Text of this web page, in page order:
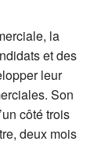
la
et des
leur
Son
côté trois
deux mois